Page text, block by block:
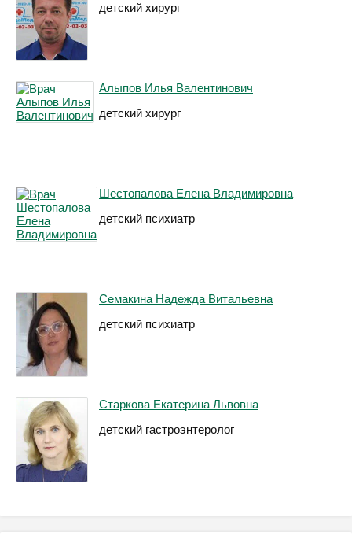
детский хирург
Алыпов Илья Валентинович
детский хирург
Шестопалова Елена Владимировна
детский психиатр
Семакина Надежда Витальевна
детский психиатр
Старкова Екатерина Львовна
детский гастроэнтеролог